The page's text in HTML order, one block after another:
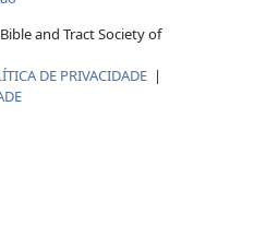
and Tract Society of
DE PRIVACIDADE |